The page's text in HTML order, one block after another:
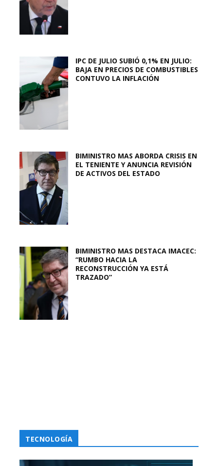
IPC DE JULIO SUBIÓ 0,1% EN JULIO:
BAJA EN PRECIOS DE COMBUSTIBLES
CONTUVO LA INFLACIÓN
BIMINISTRO MAS ABORDA CRISIS EN
EL TENIENTE Y ANUNCIA REVISIÓN
DE ACTIVOS DEL ESTADO
BIMINISTRO MAS DESTACA IMACEC:
“RUMBO HACIA LA
RECONSTRUCCIÓN YA ESTÁ
TRAZADO”
TECNOLOGÍA